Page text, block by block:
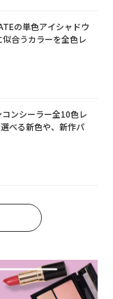
の単色アイシャドウ
似合うカラーを全色レ
ンシーラー全10色レ
べる新色や、新作パ